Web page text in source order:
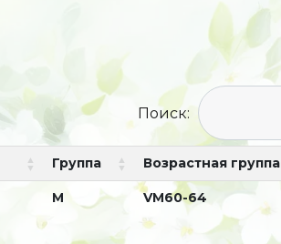
Поиск:
Группа Возрастная группа
М VM60-64